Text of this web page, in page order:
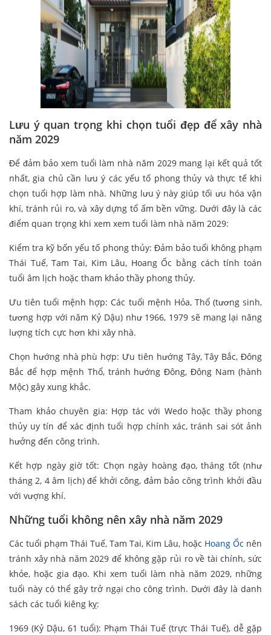
Lưu ý quan trọng khi chọn tuổi đẹp để xây nhà
năm 2029
Để đảm bảo xem tuổi làm nhà năm 2029 mang lại kết quả tốt
nhất, gia chủ cần lưu ý các yếu tố phong thủy và thực tế khi
chọn tuổi hợp làm nhà. Những lưu ý này giúp tối ưu hóa vận
khí, tránh rủi ro, và xây dựng tổ ấm bền vững. Dưới đây là các
điểm quan trọng khi xem xem tuổi làm nhà năm 2029:
Kiểm tra kỹ bốn yếu tố phong thủy: Đảm bảo tuổi không phạm
Thái Tuế, Tam Tai, Kim Lâu, Hoang Ốc bằng cách tính toán
tuổi âm lịch hoặc tham khảo thầy phong thủy.
Ưu tiên tuổi mệnh hợp: Các tuổi mệnh Hỏa, Thổ (tương sinh,
tương hợp với năm Kỷ Dậu) như 1966, 1979 sẽ mang lại năng
lượng tích cực hơn khi xây nhà.
Chọn hướng nhà phù hợp: Ưu tiên hướng Tây, Tây Bắc, Đông
Bắc để hợp mệnh Thổ, tránh hướng Đông, Đông Nam (hành
Mộc) gây xung khắc.
Tham khảo chuyên gia: Hợp tác với Wedo hoặc thầy phong
thủy uy tín để xác định tuổi hợp chính xác, tránh sai sót ảnh
hưởng đến công trình.
Kết hợp ngày giờ tốt: Chọn ngày hoàng đạo, tháng tốt (như
tháng 2, 4 âm lịch) để khởi công, đảm bảo công trình khởi đầu
với vượng khí.
Những tuổi không nên xây nhà năm 2029
Các tuổi phạm Thái Tuế, Tam Tai, Kim Lâu, hoặc Hoang Ốc nên
tránh xây nhà năm 2029 để không gặp rủi ro về tài chính, sức
khỏe, hoặc gia đạo. Khi xem tuổi làm nhà năm 2029, những
tuổi này có thể gây trở ngại cho công trình. Dưới đây là danh
sách các tuổi kiêng kỵ:
1969 (Kỷ Dậu, 61 tuổi): Phạm Thái Tuế (trực Thái Tuế), dễ gặp